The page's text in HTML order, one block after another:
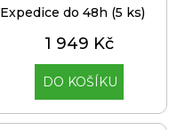
Expedice do 48h (5 ks)
1 949 Kč
DO KOŠÍKU